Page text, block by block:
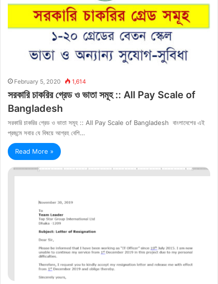
February 5, 2020 1,614
সরকারি চাকরির গ্রেড ও ভাতা সমূহ :: All Pay Scale of
Bangladesh
সরকারি চাকরির গ্রেড ও ভাতা সমূহ :: All Pay Scale of Bangladesh বাংলাদেশের এই
প্রজন্মে সবার যে বিষয়ে আগ্রহ বেশি…
Read More »